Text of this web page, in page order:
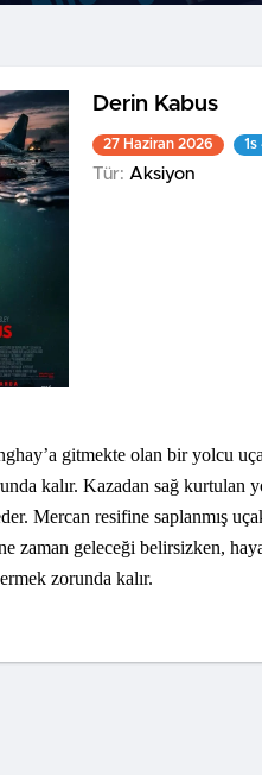
Derin Kabus
27 Haziran 2026
Tür: Aksiyon
gitmekte olan bir yolcu
kalır. Kazadan sağ kurtulan
Mercan resifine saplanmış
zaman geleceği belirsizken,
zorunda kalır.